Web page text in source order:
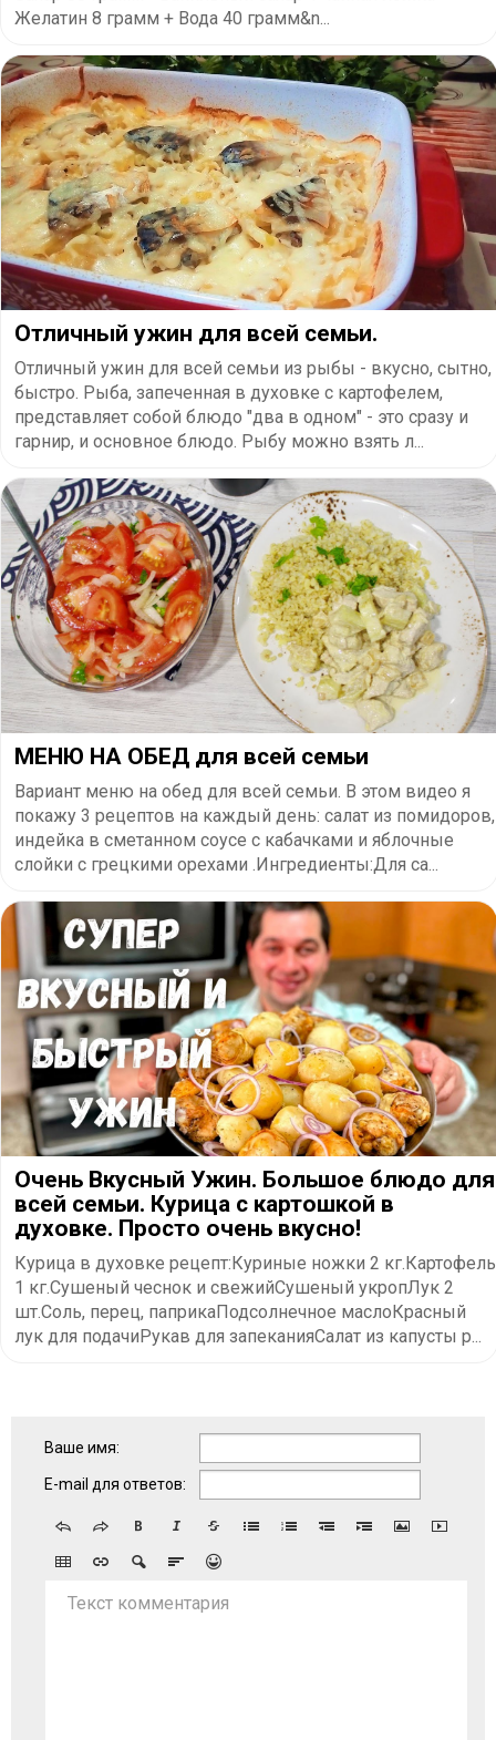
Желатин 8 грамм + Вода 40 грамм&n...
Отличный ужин для всей семьи.
Отличный ужин для всей семьи из рыбы - вкусно, сытно,
быстро. Рыба, запеченная в духовке с картофелем,
представляет собой блюдо "два в одном" - это сразу и
гарнир, и основное блюдо. Рыбу можно взять л...
МЕНЮ НА ОБЕД для всей семьи
Вариант меню на обед для всей семьи. В этом видео я
покажу 3 рецептов на каждый день: салат из помидоров,
индейка в сметанном соусе с кабачками и яблочные
слойки с грецкими орехами .Ингредиенты:Для са...
Очень Вкусный Ужин. Большое блюдо для
всей семьи. Курица с картошкой в
духовке. Просто очень вкусно!
Курица в духовке рецепт:Куриные ножки 2 кг.Картофель
1 кг.Сушеный чеснок и свежийСушеный укропЛук 2
шт.Соль, перец, паприкаПодсолнечное маслоКрасный
лук для подачиРукав для запеканияСалат из капусты р...
Ваше имя:
E-mail для ответов:
Текст комментария